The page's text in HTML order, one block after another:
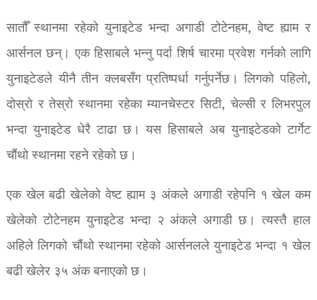
सातौँ स्थानमा रहेको युनाइटेड भन्दा अगाडी टोटेनहम, वेष्ट ह्याम र
आर्सनल छन्। एक हिसाबले भन्नु पर्दा शिर्ष चारमा प्रवेश गर्नको लागि
युनाइटेडले यीनै तीन क्लबसँग प्रतिष्पर्धा गर्नुपर्नेछ। लिगको पहिलो,
दोस्रो र तेस्रो स्थानमा रहेका म्यानचेस्टर सिटी, चेल्सी र लिभरपुल
भन्दा युनाइटेड धेरै टाढा छ। यस हिसाबले अब युनाइटेडको टार्गेट
चौंथो स्थानमा रहने रहेको छ।
एक खेल बढी खेलेको वेष्ट ह्याम ३ अंकले अगाडी रहेपनि १ खेल कम
खेलेको टोटेनहम युनाइटेड भन्दा २ अंकले अगाडी छ। त्यस्तै हाल
अहिले लिगको चौंथो स्थानमा रहेको आर्सनलले युनाइटेड भन्दा १ खेल
बढी खेलेर ३५ अंक बनाएको छ।